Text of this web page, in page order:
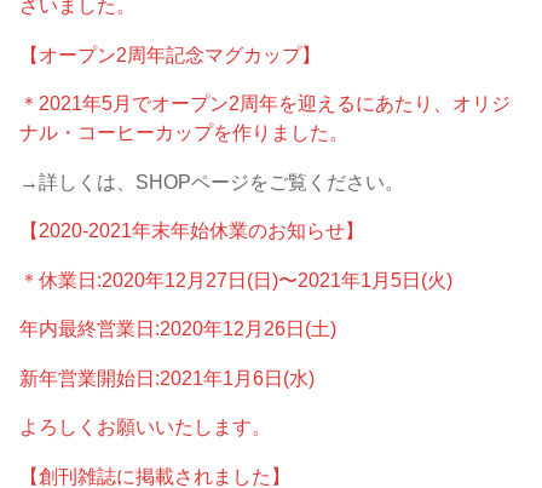
ざいました。
【オープン2周年記念マグカップ】
＊2021年5月でオープン2周年を迎えるにあたり、オリジ
ナル・コーヒーカップを作りました。
→詳しくは、SHOPページをご覧ください。
【2020-2021年末年始休業のお知らせ】
＊休業日:2020年12月27日(日)〜2021年1月5日(火)
年内最終営業日:2020年12月26日(土)
新年営業開始日:2021年1月6日(水)
よろしくお願いいたします。
【創刊雑誌に掲載されました】